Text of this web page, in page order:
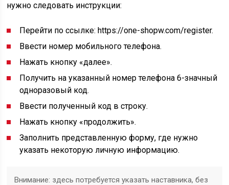
нужно следовать инструкции:
Перейти по ссылке: https://one-shopw.com/register.
Ввести номер мобильного телефона.
Нажать кнопку «далее».
Получить на указанный номер телефона 6-значный
одноразовый код.
Ввести полученный код в строку.
Нажать кнопку «продолжить».
Заполнить представленную форму, где нужно
указать некоторую личную информацию.
Внимание: здесь потребуется указать наставника, без